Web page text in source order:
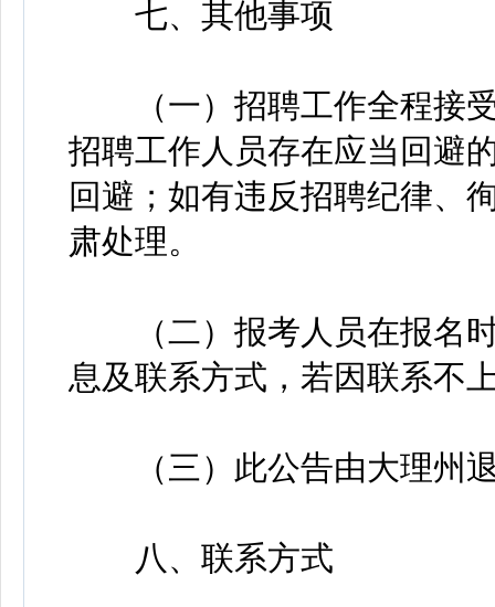
七、其他事项
（一）招聘工作全程接受
招聘工作人员存在应当回避
回避；如有违反招聘纪律、
肃处理。
（二）报考人员在报名时
息及联系方式，若因联系不
（三）此公告由大理州退
八、联系方式